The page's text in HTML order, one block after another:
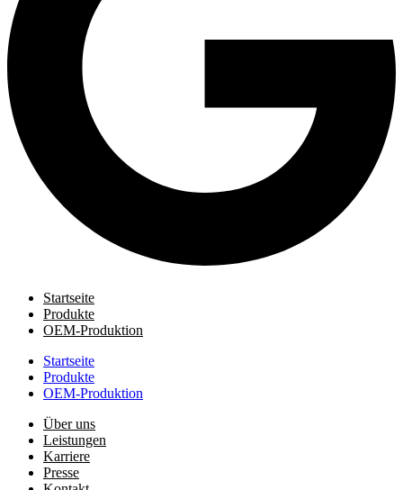
Startseite
Produkte
OEM-Produktion
Startseite
Produkte
OEM-Produktion
Über uns
Leistungen
Karriere
Presse